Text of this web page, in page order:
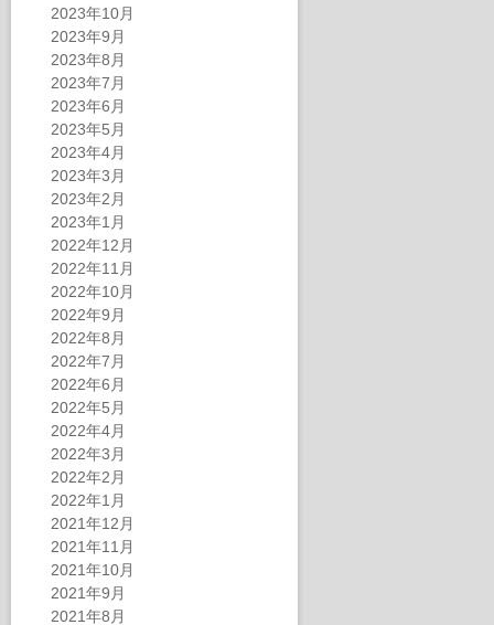
2023年10月
2023年9月
2023年8月
2023年7月
2023年6月
2023年5月
2023年4月
2023年3月
2023年2月
2023年1月
2022年12月
2022年11月
2022年10月
2022年9月
2022年8月
2022年7月
2022年6月
2022年5月
2022年4月
2022年3月
2022年2月
2022年1月
2021年12月
2021年11月
2021年10月
2021年9月
2021年8月